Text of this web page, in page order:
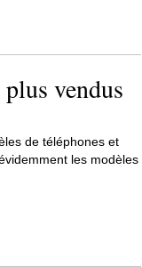
vendus
de téléphones et
les modèles